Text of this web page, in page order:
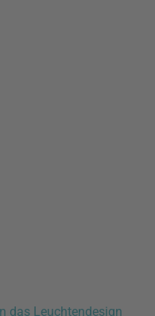
das Leuchtendesign